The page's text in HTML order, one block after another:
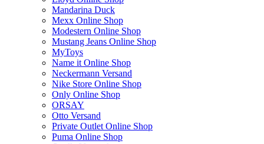
Mandarina Duck
Mexx Online Shop
Modestern Online Shop
Mustang Jeans Online Shop
MyToys
Name it Online Shop
Neckermann Versand
Nike Store Online Shop
Only Online Shop
ORSAY
Otto Versand
Private Outlet Online Shop
Puma Online Shop